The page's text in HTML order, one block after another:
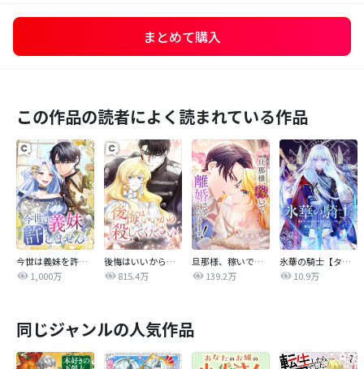
まとめて購入
この作品の読者によく読まれている作品
今世は義妹を許しません
1,000万
後悔はいいから殺してください
815.4万
旦那様、稼いで離婚させていただきます！
139.2万
氷華の騎士【タテヨミ】
10.9万
同じジャンルの人気作品